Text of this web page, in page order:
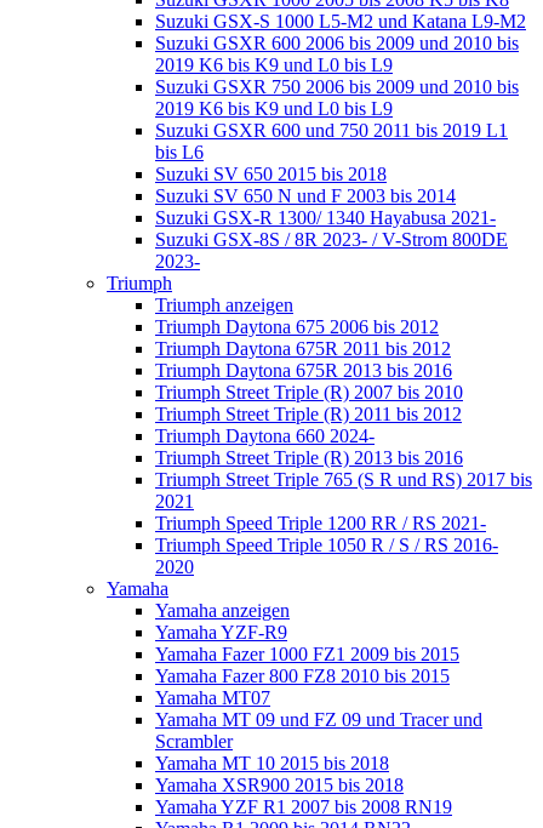
Suzuki GSX-S 1000 L5-M2 und Katana L9-M2
Suzuki GSXR 600 2006 bis 2009 und 2010 bis
2019 K6 bis K9 und L0 bis L9
Suzuki GSXR 750 2006 bis 2009 und 2010 bis
2019 K6 bis K9 und L0 bis L9
Suzuki GSXR 600 und 750 2011 bis 2019 L1
bis L6
Suzuki SV 650 2015 bis 2018
Suzuki SV 650 N und F 2003 bis 2014
Suzuki GSX-R 1300/ 1340 Hayabusa 2021-
Suzuki GSX-8S / 8R 2023- / V-Strom 800DE
2023-
Triumph
Triumph anzeigen
Triumph Daytona 675 2006 bis 2012
Triumph Daytona 675R 2011 bis 2012
Triumph Daytona 675R 2013 bis 2016
Triumph Street Triple (R) 2007 bis 2010
Triumph Street Triple (R) 2011 bis 2012
Triumph Daytona 660 2024-
Triumph Street Triple (R) 2013 bis 2016
Triumph Street Triple 765 (S R und RS) 2017 bis
2021
Triumph Speed Triple 1200 RR / RS 2021-
Triumph Speed Triple 1050 R / S / RS 2016-
2020
Yamaha
Yamaha anzeigen
Yamaha YZF-R9
Yamaha Fazer 1000 FZ1 2009 bis 2015
Yamaha Fazer 800 FZ8 2010 bis 2015
Yamaha MT07
Yamaha MT 09 und FZ 09 und Tracer und
Scrambler
Yamaha MT 10 2015 bis 2018
Yamaha XSR900 2015 bis 2018
Yamaha YZF R1 2007 bis 2008 RN19